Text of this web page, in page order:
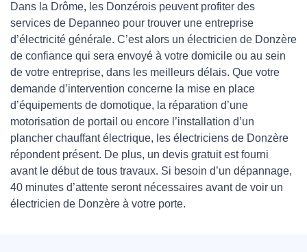
Dans la Drôme, les Donzérois peuvent profiter des
services de Depanneo pour trouver une entreprise
d’électricité générale. C’est alors un électricien de Donzère
de confiance qui sera envoyé à votre domicile ou au sein
de votre entreprise, dans les meilleurs délais. Que votre
demande d’intervention concerne la mise en place
d’équipements de domotique, la réparation d’une
motorisation de portail ou encore l’installation d’un
plancher chauffant électrique, les électriciens de Donzère
répondent présent. De plus, un devis gratuit est fourni
avant le début de tous travaux. Si besoin d’un dépannage,
40 minutes d’attente seront nécessaires avant de voir un
électricien de Donzère à votre porte.